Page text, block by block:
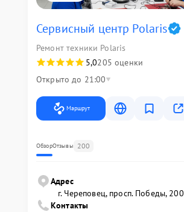
Сервисный центр Polaris
Ремонт техники Polaris
5,0205 оценки
Открыто до 21:00
Маршрут
ОбзорОтзывы 200
Адрес
г. Череповец, просп. Победы, 200
Контакты